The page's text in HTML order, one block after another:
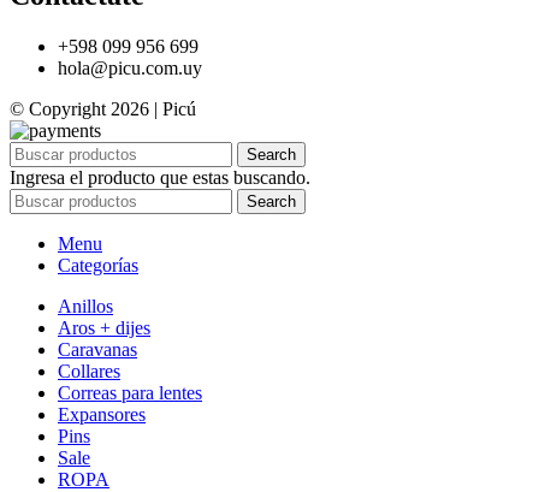
+598 099 956 699
hola@picu.com.uy
© Copyright 2026 | Picú
Search
Ingresa el producto que estas buscando.
Search
Menu
Categorías
Anillos
Aros + dijes
Caravanas
Collares
Correas para lentes
Expansores
Pins
Sale
ROPA